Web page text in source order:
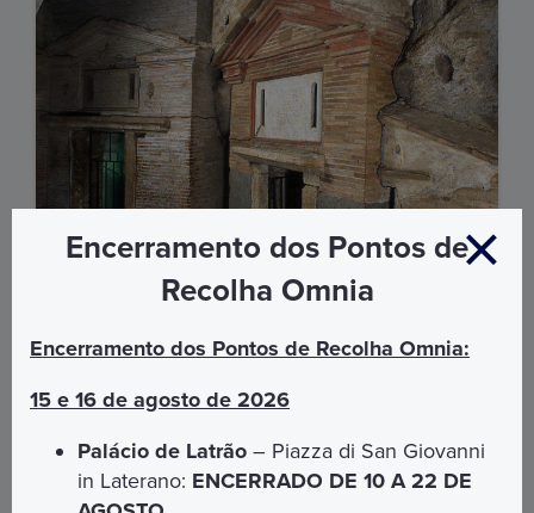
Palácio de Latrão e Catacumbas de São
Descubra o coração da fé cristã através de um
beleza. Esta experiência inclui a visita ao Palácio de
Latrão com audioguia e uma visita guiada às
Catacumbas de São Sebastião, explorando as raízes
Encerramento dos Pontos de
Recolha Omnia
Encerramento dos Pontos de Recolha Omnia:
15 e 16 de agosto de 2026
Palácio de Latrão – Piazza di San Giovanni
in Laterano: ENCERRADO DE 10 A 22 DE